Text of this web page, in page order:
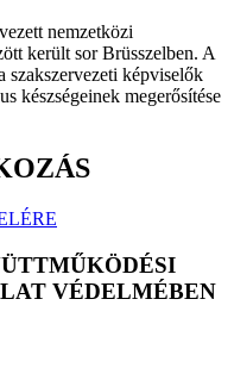
nemzetközi
került sor Brüsszelben. A
szakszervezeti képviselők
készségeinek megerősítése
VÉDELMÉBEN